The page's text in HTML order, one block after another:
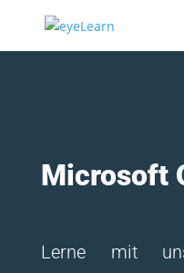
Microsoft
Lerne mit